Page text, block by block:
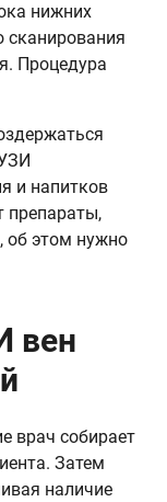
нижних
сканирования
Процедура
и напитков
препараты,
об этом нужно
вен
врач собирает
Затем
наличие